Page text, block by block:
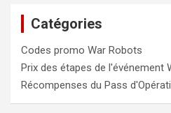
Catégories
Codes promo War Robots
Prix des étapes de l'événement
Récompenses du Pass